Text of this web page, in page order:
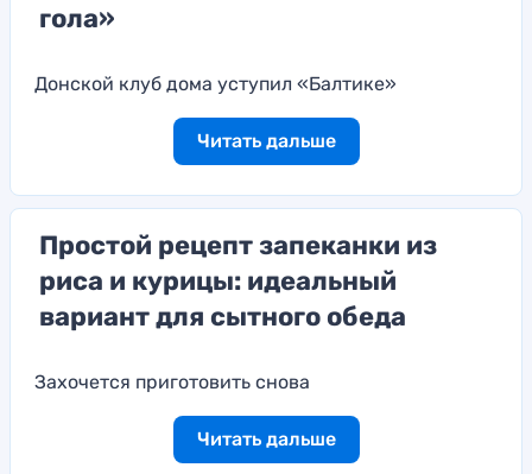
гола»
Донской клуб дома уступил «Балтике»
Читать дальше
Простой рецепт запеканки из
риса и курицы: идеальный
вариант для сытного обеда
Захочется приготовить снова
Читать дальше